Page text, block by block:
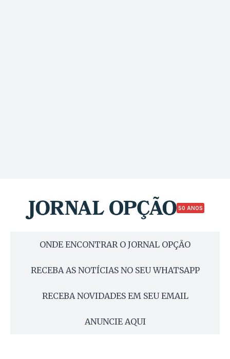
50 ANOS
ONDE ENCONTRAR O JORNAL OPÇÃO
RECEBA AS NOTÍCIAS NO SEU WHATSAPP
RECEBA NOVIDADES EM SEU EMAIL
ANUNCIE AQUI